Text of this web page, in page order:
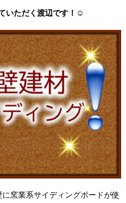
いただく渡辺です！☺
窯業系サイディングボードが使